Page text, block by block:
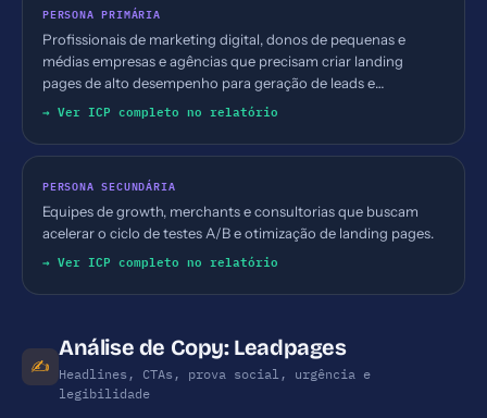
PERSONA PRIMÁRIA
Profissionais de marketing digital, donos de pequenas e
médias empresas e agências que precisam criar landing
pages de alto desempenho para geração de leads e
campanhas de divulgação digital.
→ Ver ICP completo no relatório
PERSONA SECUNDÁRIA
Equipes de growth, merchants e consultorias que buscam
acelerar o ciclo de testes A/B e otimização de landing pages.
→ Ver ICP completo no relatório
✍️
Análise de Copy: Leadpages
Headlines, CTAs, prova social, urgência e
legibilidade